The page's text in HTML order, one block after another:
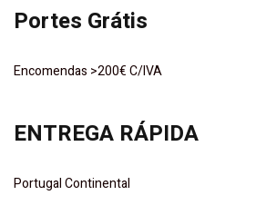
Portes Grátis
Encomendas >200€ C/IVA
ENTREGA RÁPIDA
Portugal Continental